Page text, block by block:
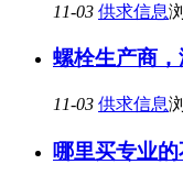
11-03 供求信息
螺栓生产商
11-03 供求信息
哪里买专业